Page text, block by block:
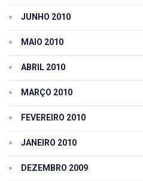
JUNHO 2010
MAIO 2010
ABRIL 2010
MARÇO 2010
FEVEREIRO 2010
JANEIRO 2010
DEZEMBRO 2009